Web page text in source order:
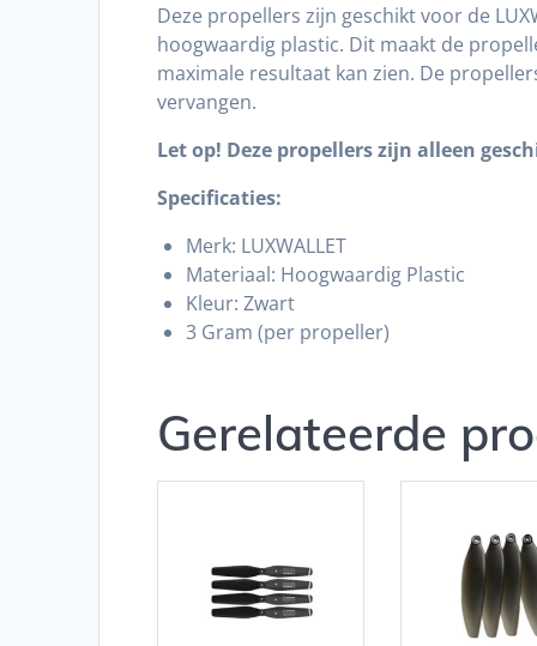
Deze propellers zijn geschikt voor de
hoogwaardig plastic. Dit maakt de
maximale resultaat kan zien. De
vervangen.
Let op! Deze propellers zijn alleen
Specificaties:
Merk: LUXWALLET
Materiaal: Hoogwaardig Plastic
Kleur: Zwart
3 Gram (per propeller)
Gerelateerde